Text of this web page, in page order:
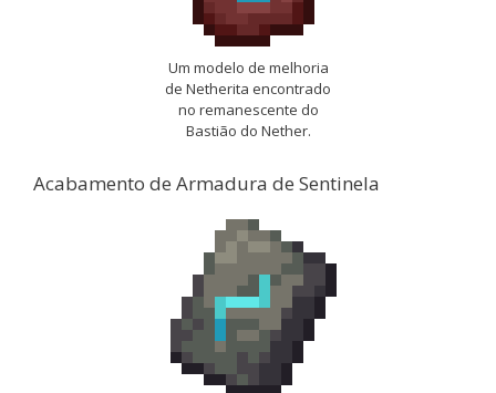
Um modelo de melhoria
de Netherita encontrado
no remanescente do
Bastião do Nether.
Acabamento de Armadura de Sentinela